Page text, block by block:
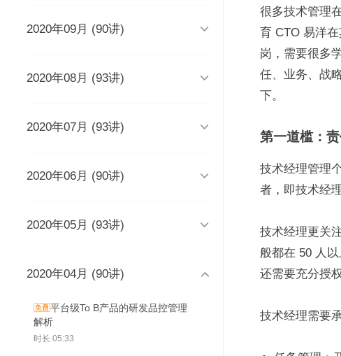
极客视点，和你说声再见，再见
DevOps工程师该懂些什么？
摆脱焦虑的3个方法
成长为高级工程师要扪心自问的
时长 05:10
为什么当代年轻人“过目就忘”？
时长 04:48
2020年09月 (90讲) 
Java人应该知道的10大GitHub仓
时长 05:53
度，三大主线”
如何产出规范、安全、高质量的
代码？
时长 06:46
2020年08月 (93讲) 
架构师能力模型（上）
架构师能力模型（下）
为什么需要数据仓库？
如何做一个懂产品的程序员？
给想进互联网大厂的程序员三条
建议
2020年07月 (93讲) 
新基建为什么需要区块链？
系统出现故障怎么办？
关于技术层面的4点研发经验
为React开发人员推荐8个测试工
具、库和框架
2020年06月 (90讲) 
成为高级数据架构师的三个必杀
略的缺失？
时长 04:36
2020年05月 (93讲) 
推荐8个强大的远程调试工具
每个程序员都曾犯过的经典错误
时长 04:50
2020年04月 (90讲) 
平台级To B产品的研发品控管理
解析
时长 05:33
很多技术管理
育 CTO 易洋
岗，需要很多
任、业务、战
下。
第一道槛：
技术经理管理
者，即技术经
技术经理更关
般都在 50 人
还需要充分授权
技术经理需要